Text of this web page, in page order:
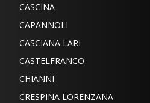
CASCINA
CAPANNOLI
CASCIANA LARI
CASTELFRANCO
CHIANNI
CRESPINA LORENZANA